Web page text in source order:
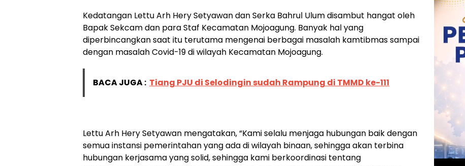
Kedatangan Lettu Arh Hery Setyawan dan Serka Bahrul Ulum disambut hangat oleh
Bapak Sekcam dan para Staf Kecamatan Mojoagung. Banyak hal yang
diperbincangkan saat itu terutama mengenai berbagai masalah kamtibmas sampai
dengan masalah Covid-19 di wilayah Kecamatan Mojoagung.
BACA JUGA : Tiang PJU di Selodingin sudah Rampung di TMMD ke-111
Lettu Arh Hery Setyawan mengatakan, “Kami selalu menjaga hubungan baik dengan
semua instansi pemerintahan yang ada di wilayah binaan, sehingga akan terbina
hubungan kerjasama yang solid, sehingga kami berkoordinasi tentang